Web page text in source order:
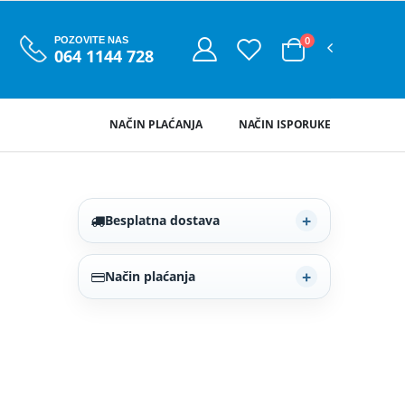
POZOVITE NAS
064 1144 728
0
NAČIN ISPORUKE
NAČIN PLAĆANJA
Besplatna dostava
Način plaćanja